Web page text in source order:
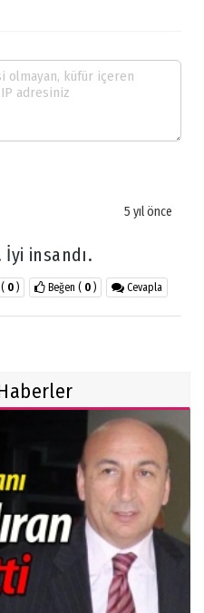
5 yıl önce
insandı.
Cevapla
Beğen ( 0 )
( 0 )